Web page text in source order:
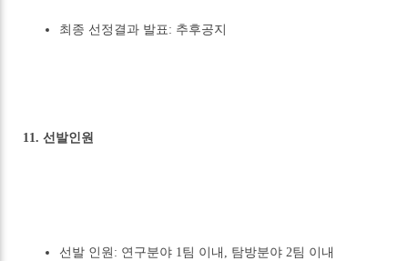
최종 선정결과 발표: 추후공지
11. 선발인원
선발 인원: 연구분야 1팀 이내, 탐방분야 2팀 이내